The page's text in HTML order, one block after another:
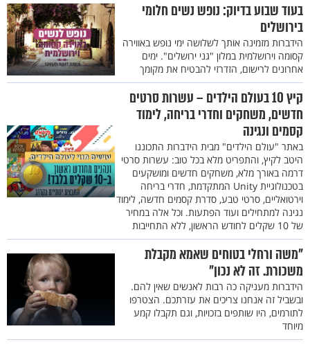
בעוד שבוע בדיוק: נופש נשים חלומי
בירושלים
הידברות מזמינה אותך לשלושה ימי נופש באווירה
קסומה וירושלמית במלון "גני ירושלים". ימים
אחרונים לרישום, הזדרזי להבטיח את מקומך
קיץ 10 בעולם הילדים – עשרות סרטים
חדשים, משחקים וחדרי בריחה, לימוד
קסמים ונגינה
באתר "עולם הילדים" מבית הידברות התכוננו
היטב לקיץ, והתפריט מלא בכל טוב: עשרות סרטי
דרמה באורך מלא, משחקים חדשים ומושקעים
בטכנולוגיית Unity המתקדמת, חדרי בריחה
וירטואליים, סרטי טבע, סדרת קסמים חדשה, לימוד
נגינה למתחילים ועוד הפתעות. וכל אלה במחיר
של 10 שקלים לחודש הראשון, ללא התחייבות
"משה ורחלי בטוחים שאמא מקבלת
משכורת. זה לא נכון"
הידברות מעניקה כה רבות לאנשים שאין להם.
ובשביל זה אנחנו צריכים את עזרתכם. הצטרפו
לתורמים, היו שותפים בזכויות, וגם תקבלו קמע
מיוחד